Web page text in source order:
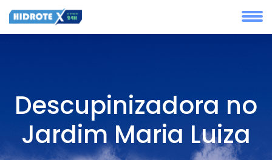
Descupinizadora no
Jardim Maria Luiza